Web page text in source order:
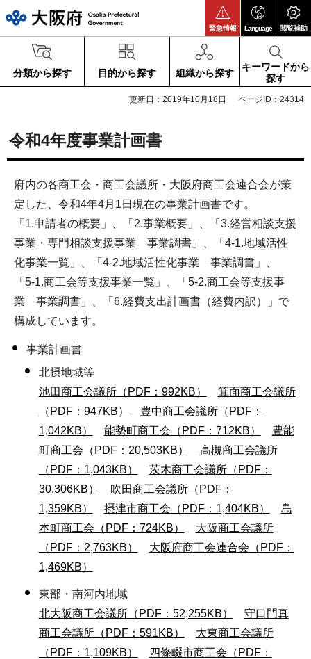
緊急情報 Language 閲覧補助
分類から探す 目的から探す 組織から探す
キーワードから
探す
更新日：2019年10月18日 ページID：24314
令和4年度事業計画書
府内の各商工会・商工会議所・大阪府商工会連合会が策
定した、令和4年4月1日現在の事業計画書です。
「1.申請者の概要」、「2.事業概要」、「3.経営相談支援
事業・専門相談支援事業 事業調書」、「4-1.地域活性
化事業一覧」、「4-2.地域活性化事業 事業調書」、
「5-1.商工会等支援事業一覧」、「5-2.商工会等支援事
業 事業調書」、「6.経費支出計画書（経費内訳）」で
構成しています。
事業計画書
北摂地域等
池田商工会議所（PDF：992KB）
箕面商工会議所
（PDF：947KB）
豊中商工会議所（PDF：
1,042KB）
能勢町商工会（PDF：712KB）
豊能
町商工会（PDF：20,503KB）
高槻商工会議所
（PDF：1,043KB）
茨木商工会議所（PDF：
30,306KB）
吹田商工会議所（PDF：
1,359KB）
摂津市商工会（PDF：1,404KB）
島
本町商工会（PDF：724KB）
大阪商工会議所
（PDF：2,763KB）
大阪府商工会連合会（PDF：
1,469KB）
東部・南河内地域
北大阪商工会議所（PDF：52,255KB）
守口門真
商工会議所（PDF：591KB）
大東商工会議所
（PDF：1,109KB）
四條畷市商工会（PDF：